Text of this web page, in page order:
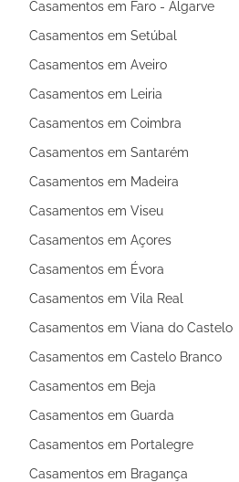
Casamentos em Faro - Algarve
Casamentos em Setúbal
Casamentos em Aveiro
Casamentos em Leiria
Casamentos em Coimbra
Casamentos em Santarém
Casamentos em Madeira
Casamentos em Viseu
Casamentos em Açores
Casamentos em Évora
Casamentos em Vila Real
Casamentos em Viana do Castelo
Casamentos em Castelo Branco
Casamentos em Beja
Casamentos em Guarda
Casamentos em Portalegre
Casamentos em Bragança